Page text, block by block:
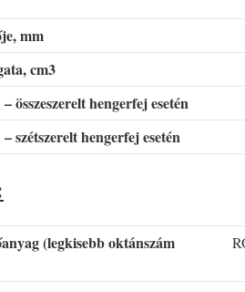
mm
cm3
hengerfej esetén
hengerfej esetén
(legkisebb oktánszám